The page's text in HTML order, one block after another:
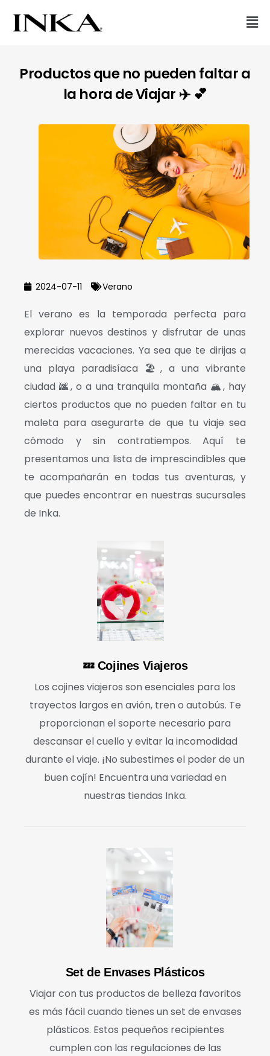
Productos que no pueden faltar a
la hora de Viajar ✈️ 💕
2024-07-11 Verano
El verano es la temporada perfecta para
explorar nuevos destinos y disfrutar de unas
merecidas vacaciones. Ya sea que te dirijas a
una playa paradisíaca 🏖️, a una vibrante
ciudad 🌆, o a una tranquila montaña 🏔️, hay
ciertos productos que no pueden faltar en tu
maleta para asegurarte de que tu viaje sea
cómodo y sin contratiempos. Aquí te
presentamos una lista de imprescindibles que
te acompañarán en todas tus aventuras, y
que puedes encontrar en nuestras sucursales
de Inka.
💤 Cojines Viajeros
Los cojines viajeros son esenciales para los
trayectos largos en avión, tren o autobús. Te
proporcionan el soporte necesario para
descansar el cuello y evitar la incomodidad
durante el viaje. ¡No subestimes el poder de un
buen cojín! Encuentra una variedad en
nuestras tiendas Inka.
Set de Envases Plásticos
Viajar con tus productos de belleza favoritos
es más fácil cuando tienes un set de envases
plásticos. Estos pequeños recipientes
cumplen con las regulaciones de las